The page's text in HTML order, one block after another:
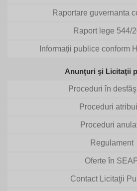
Raportare guvernanta
Raport lege 544/
Informații publice conform
Anunţuri şi Licitaţii
Proceduri în
Proceduri
Proceduri
Regulament
Oferte în
Contact Licitaţii